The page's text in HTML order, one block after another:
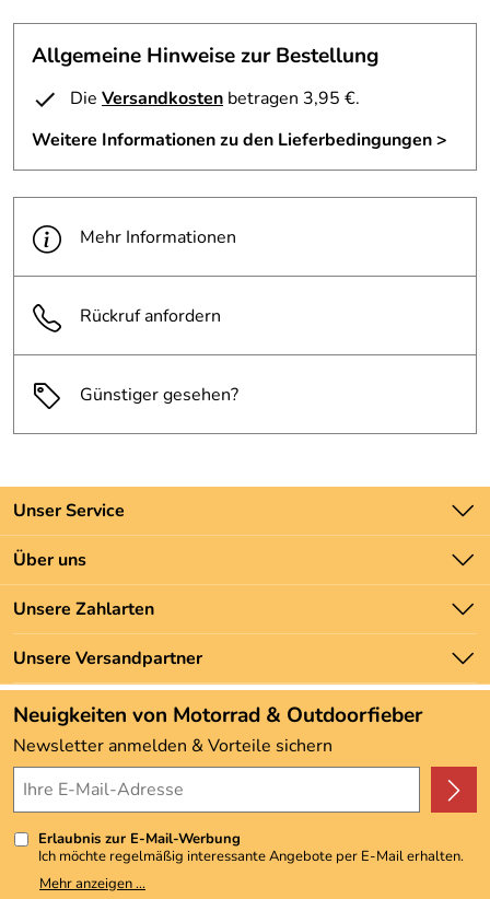
Allgemeine Hinweise zur Bestellung
Die Versandkosten betragen 3,95 €.
Weitere Informationen zu den Lieferbedingungen >
Mehr Informationen
Rückruf anfordern
Günstiger gesehen?
Unser Service
Kontakt
Batteriegesetz
Newsletter
Zahlung und Versand
Über uns
Unsere Bestseller
Marken
Neu
Angebote
Kundenbewertungen (3.493)
4,9/5*****
Unsere Zahlarten
Unsere Versandpartner
Neuigkeiten von Motorrad & Outdoorfieber
Newsletter anmelden & Vorteile sichern
Erlaubnis zur E-Mail-Werbung
Ich möchte regelmäßig interessante Angebote per E-Mail erhalten.
Meine E-Mail-Adresse wird nicht an andere Unternehmen
weitergegeben. Zu statistischen Zwecken wird in anonymer Form
Mehr anzeigen ...